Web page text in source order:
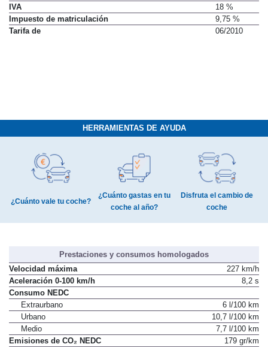
IVA
18 %
Impuesto de matriculación
9,75 %
Tarifa de
06/2010
HERRAMIENTAS DE AYUDA
¿Cuánto vale tu coche?
¿Cuánto gastas en tu
coche al año?
Disfruta el cambio de
coche
Prestaciones y consumos homologados
Velocidad máxima
227 km/h
Aceleración 0-100 km/h
8,2 s
Consumo NEDC
Extraurbano
6 l/100 km
Urbano
10,7 l/100 km
Medio
7,7 l/100 km
Emisiones de CO₂ NEDC
179 gr/km